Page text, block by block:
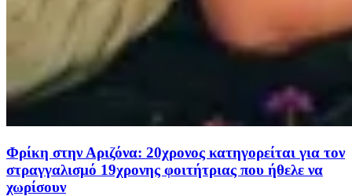
Φρίκη στην Αριζόνα: 20χρονος κατηγορείται για τον
στραγγαλισμό 19χρονης φοιτήτριας που ήθελε να
χωρίσουν